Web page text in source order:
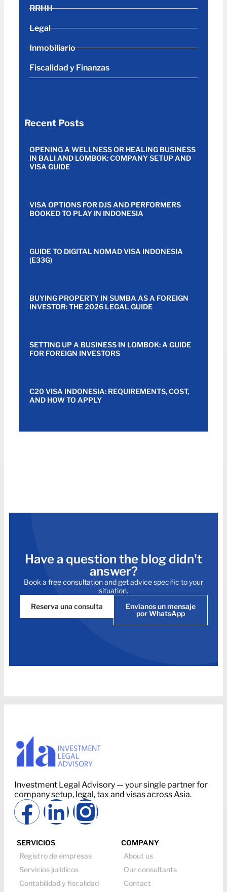
RRHH
Legal
Inmobiliario
Fiscalidad y Finanzas
Recent Posts
OPENING A WELLNESS OR HEALING BUSINESS
IN BALI AND LOMBOK: COMPANY SETUP AND
VISA GUIDE
VISA OPTIONS FOR DJS AND PERFORMERS
BOOKED TO PLAY IN INDONESIA
GUIDE TO DIGITAL NOMAD VISA INDONESIA
(E33G)
BUYING PROPERTY IN SUMBA AS A FOREIGN
INVESTOR: THE 2026 LEGAL GUIDE
SETTING UP A BUSINESS IN LOMBOK: A GUIDE
FOR FOREIGN INVESTORS
C20 VISA INDONESIA: REQUIREMENTS, COST,
AND HOW TO APPLY
Have a question the blog didn't
answer?
Book a free consultation and get advice specific to your
situation.
Reserva una consulta
Envíanos un mensaje
por WhatsApp
Investment Legal Advisory — your single partner for
company setup, legal, tax and visas across Asia.
SERVICIOS
Registro de empresas
Servicios jurídicos
Contabilidad y fiscalidad
COMPANY
About us
Our consultants
Contact